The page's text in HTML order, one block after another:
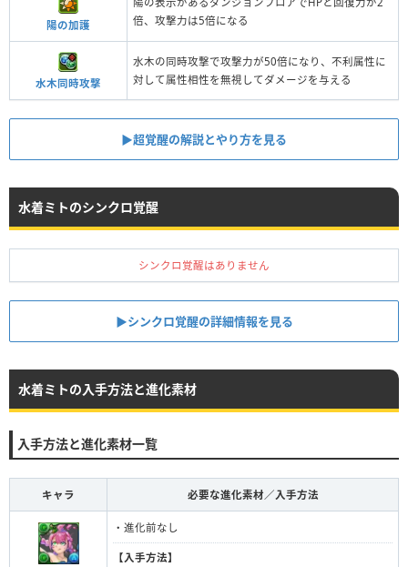
陽の加護
倍、攻撃力は5倍になる
水木同時攻撃
水木の同時攻撃で攻撃力が50倍になり、不利属性に
対して属性相性を無視してダメージを与える
▶︎超覚醒の解説とやり方を見る
水着ミトのシンクロ覚醒
シンクロ覚醒はありません
▶︎シンクロ覚醒の詳細情報を見る
水着ミトの入手方法と進化素材
入手方法と進化素材一覧
キャラ 必要な進化素材／入手方法
・進化前なし
【入手方法】